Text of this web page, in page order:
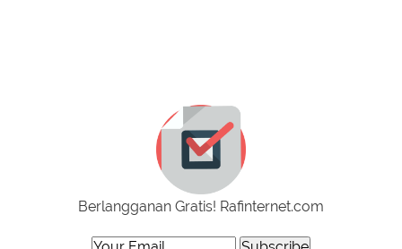
Berlangganan Gratis! Rafinternet.com